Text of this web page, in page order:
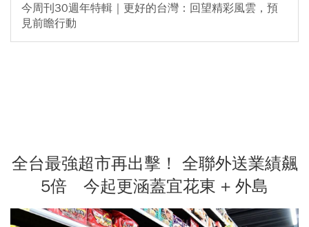
今周刊30週年特輯｜更好的台灣：回望精彩風雲，預
見前瞻行動
全台最強超市再出擊！ 全聯外送業績飆
5倍 今起更涵蓋宜花東 + 外島